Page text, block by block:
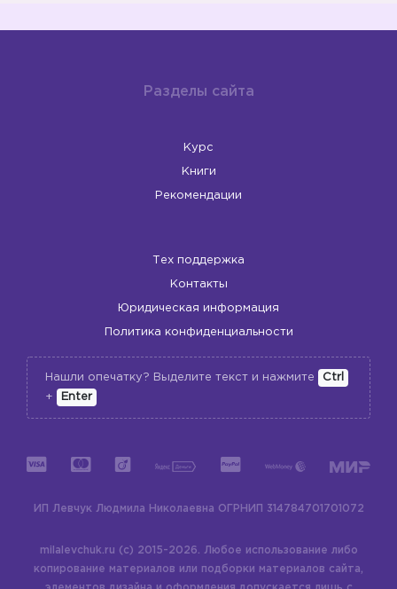
Разделы сайта
Курс
Книги
Рекомендации
Тех поддержка
Контакты
Юридическая информация
Политика конфиденциальности
Нашли опечатку? Выделите текст и нажмите
Ctrl
+
Enter
ИП Левчук Людмила Николаевна ОГРНИП 314784701701072
milalevchuk.ru (c) 2015-2026. Любое использование либо
копирование материалов или подборки материалов сайта,